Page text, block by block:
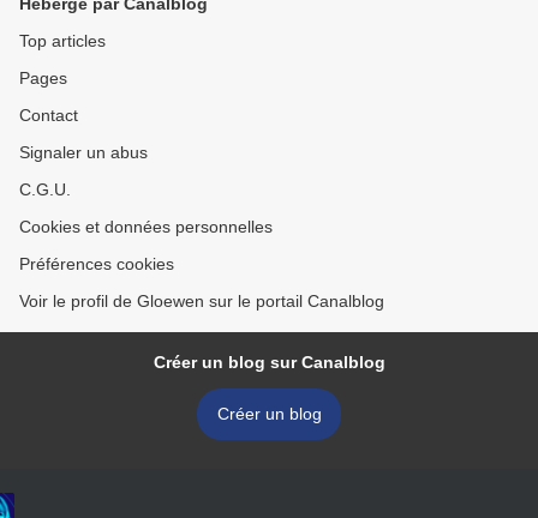
Top articles
Pages
Contact
Signaler un abus
C.G.U.
Cookies et données personnelles
Préférences cookies
Voir le profil de Gloewen sur le portail Canalblog
Créer un blog sur Canalblog
Créer un blog